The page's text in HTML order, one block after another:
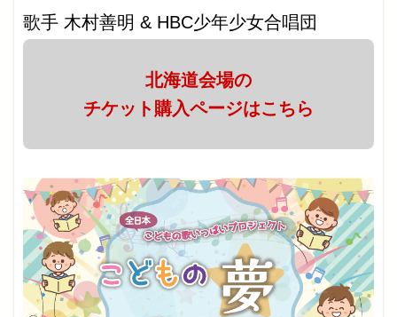
歌手 木村善明 & HBC少年少女合唱団
北海道会場の
チケット購入ページはこちら